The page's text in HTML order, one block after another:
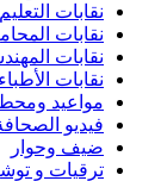
نقابات التعليم
نقابات
نقابات
نقابات الأطباء
مواعيد
فيديو
ضيف وحوار
ترقيات و